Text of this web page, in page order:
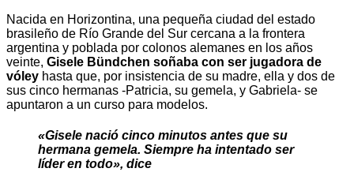
Nacida en Horizontina, una pequeña ciudad del estado
brasileño de Río Grande del Sur cercana a la frontera
argentina y poblada por colonos alemanes en los años
veinte, Gisele Bündchen soñaba con ser jugadora de
vóley hasta que, por insistencia de su madre, ella y dos de
sus cinco hermanas -Patricia, su gemela, y Gabriela- se
apuntaron a un curso para modelos.
«Gisele nació cinco minutos antes que su
hermana gemela. Siempre ha intentado ser
líder en todo», dice